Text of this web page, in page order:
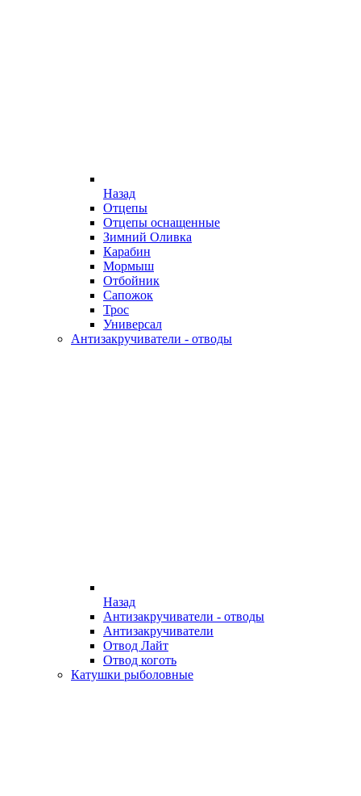
Назад
Отцепы
Отцепы оснащенные
Зимний Оливка
Карабин
Мормыш
Отбойник
Сапожок
Трос
Универсал
Антизакручиватели - отводы
Назад
Антизакручиватели - отводы
Антизакручиватели
Отвод Лайт
Отвод коготь
Катушки рыболовные